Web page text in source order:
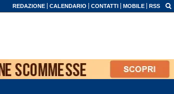
REDAZIONE CALENDARIO CONTATTI MOBILE RSS